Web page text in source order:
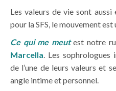
Les valeurs de vie sont
pour la SFS, le mouvement est
Ce qui me meut est notre
Marcella . Les
de l’une de leurs valeurs et
angle intime et personnel.